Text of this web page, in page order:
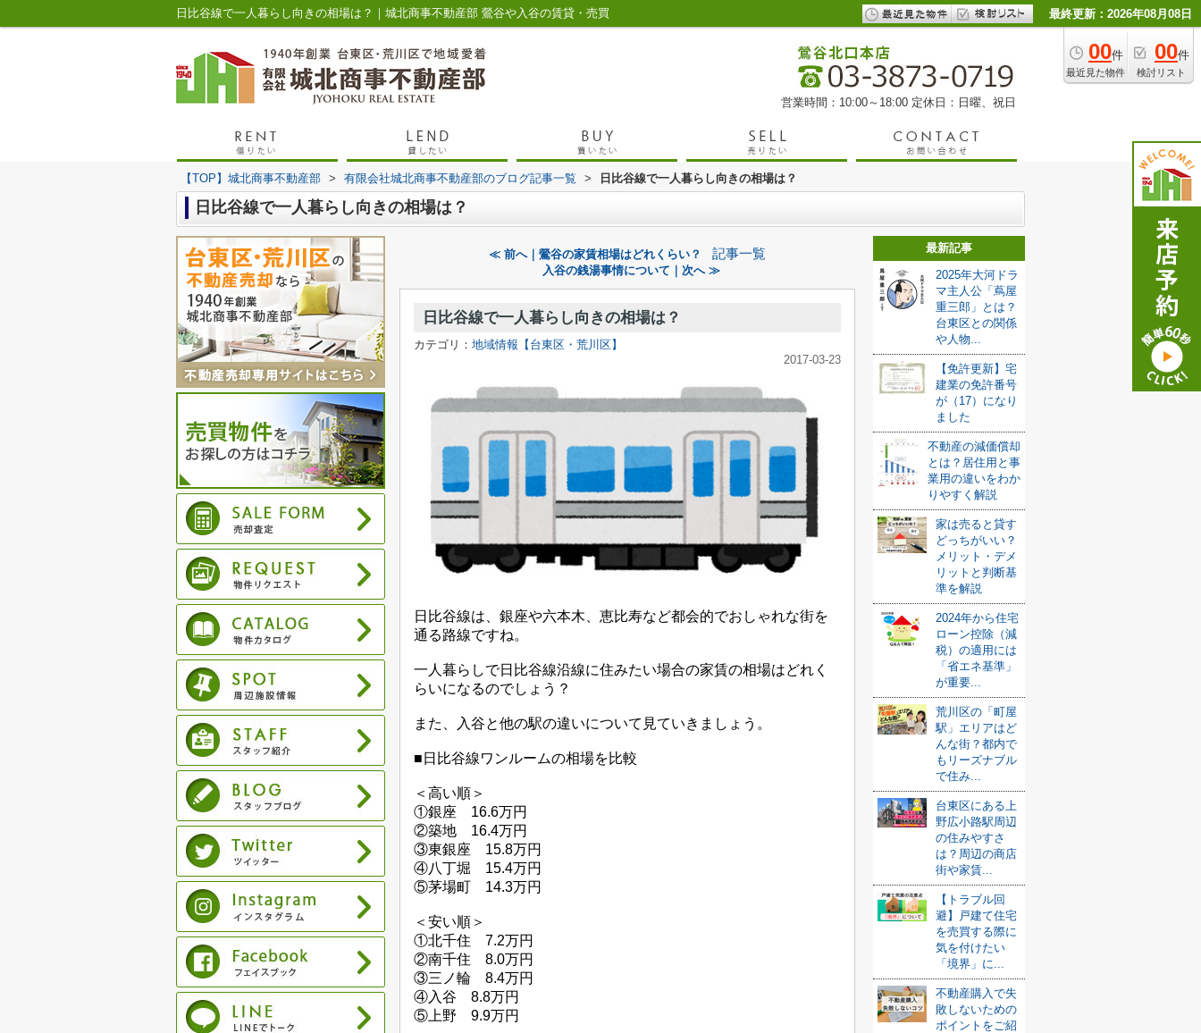
日比谷線で一人暮らし向きの相場は？｜城北商事不動産部 鶯谷や入谷の賃貸・売買 最終更新：2026年08月08日
00件
最近見た物件
00件
検討リスト
営業時間：10:00～18:00 定休日：日曜、祝日
【TOP】城北商事不動産部 > 有限会社城北商事不動産部のブログ記事一覧 > 日比谷線で一人暮らし向きの相場は？
日比谷線で一人暮らし向きの相場は？
≪ 前へ｜鶯谷の家賃相場はどれくらい？ 記事一覧
入谷の銭湯事情について｜次へ ≫
日比谷線で一人暮らし向きの相場は？
カテゴリ： 地域情報【台東区・荒川区】
2017-03-23
日比谷線は、銀座や六本木、恵比寿など都会的でおしゃれな街を
通る路線ですね。
一人暮らしで日比谷線沿線に住みたい場合の家賃の相場はどれく
らいになるのでしょう？
また、入谷と他の駅の違いについて見ていきましょう。
■日比谷線ワンルームの相場を比較
＜高い順＞
①銀座 16.6万円
②築地 16.4万円
③東銀座 15.8万円
④八丁堀 15.4万円
⑤茅場町 14.3万円
＜安い順＞
①北千住 7.2万円
②南千住 8.0万円
③三ノ輪 8.4万円
④入谷 8.8万円
⑤上野 9.9万円
最新記事
2025年大河ドラ
マ主人公「蔦屋
重三郎」とは？
台東区との関係
や人物...
【免許更新】宅
建業の免許番号
が（17）になり
ました
不動産の減価償却
とは？居住用と事
業用の違いをわか
りやすく解説
家は売ると貸す
どっちがいい？
メリット・デメ
リットと判断基
準を解説
2024年から住宅
ローン控除（減
税）の適用には
「省エネ基準」
が重要...
荒川区の「町屋
駅」エリアはど
んな街？都内で
もリーズナブル
で住み...
台東区にある上
野広小路駅周辺
の住みやすさ
は？周辺の商店
街や家賃...
【トラブル回
避】戸建て住宅
を売買する際に
気を付けたい
「境界」に...
不動産購入で失
敗しないための
ポイントをご紹